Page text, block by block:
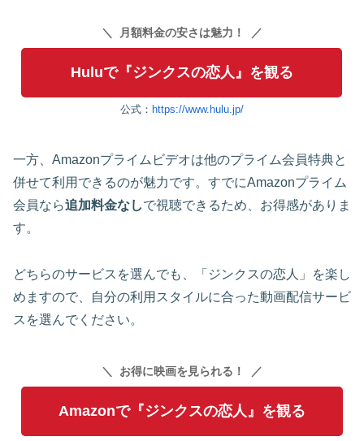
月額料金の安さは魅力！
Huluで『ジンクスの恋人』を観る
公式： https://www.hulu.jp/
一方、Amazonプライムビデオは他のプライム会員特典と
併せて利用できるのが魅力です。すでにAmazonプライム
会員なら追加料金なしで視聴できるため、お得感がありま
す。
どちらのサービスを選んでも、「ジンクスの恋人」を楽し
めますので、自分の利用スタイルに合った動画配信サービ
スを選んでください。
お得に映画を見られる！
Amazonで『ジンクスの恋人』を観る